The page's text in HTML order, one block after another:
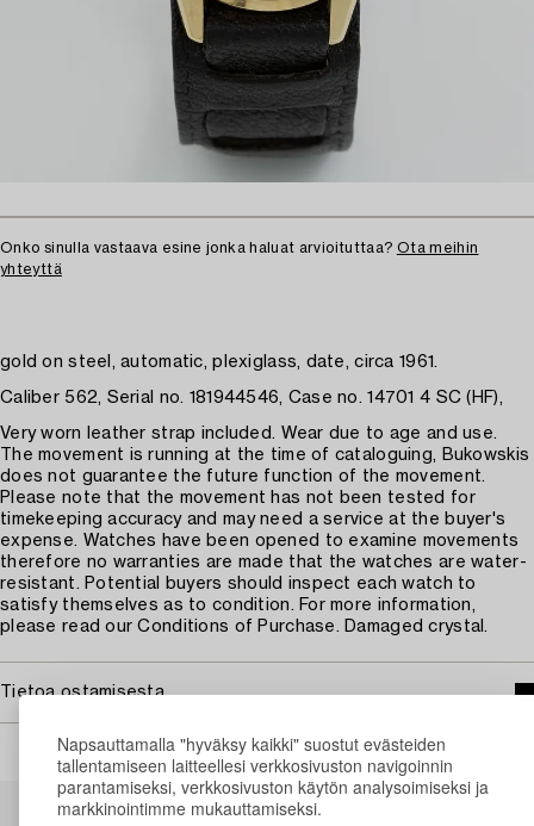
Napsauttamalla "hyväksy kaikki" suostut evästeiden
tallentamiseen laitteellesi verkkosivuston navigoinnin
parantamiseksi, verkkosivuston käytön analysoimiseksi ja
markkinointimme mukauttamiseksi.
Onko sinulla vastaava esine jonka haluat arvioituttaa? Ota meihin
yhteyttä
gold on steel, automatic, plexiglass, date, circa 1961.
Caliber 562, Serial no. 181944546, Case no. 14701 4 SC (HF),
Very worn leather strap included. Wear due to age and use.
The movement is running at the time of cataloguing, Bukowskis
does not guarantee the future function of the movement.
Please note that the movement has not been tested for
timekeeping accuracy and may need a service at the buyer's
expense. Watches have been opened to examine movements
therefore no warranties are made that the watches are water-
resistant. Potential buyers should inspect each watch to
satisfy themselves as to condition. For more information,
please read our Conditions of Purchase. Damaged crystal.
Tietoa ostamisesta
Muiden katsomia kohteita